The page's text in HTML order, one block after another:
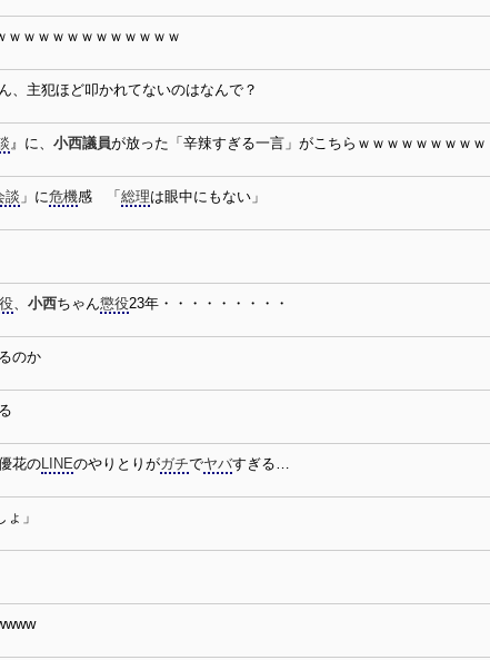
ｗｗｗｗｗｗｗｗｗｗｗｗ
、主犯ほど叩かれてないのはなんで？
』に、 小西議員が放った「辛辣すぎる一言」がこちらｗｗｗｗｗｗｗｗｗ
談 」に危機感 「 総理は眼中にもない」
、 小西ちゃん懲役23年・・・・・・・・・
のか
花のLINEのやりとりがガチでヤバすぎる…
ょ」